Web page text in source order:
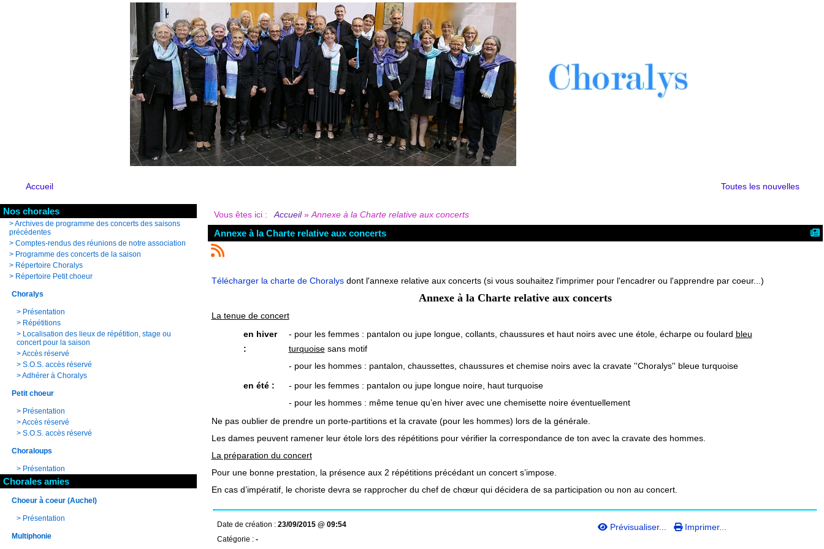
Accueil Toutes les nouvelles
Nos chorales
>Archives de programme des concerts des saisons
précédentes
> Comptes-rendus des réunions de notre association
> Programme des concerts de la saison
> Répertoire Choralys
> Répertoire Petit choeur
Choralys
> Présentation
> Répétitions
> Localisation des lieux de répétition, stage ou
concert pour la saison
>Accès réservé
> S.O.S. accès réservé
>Adhérer à Choralys
Petit choeur
> Présentation
>Accès réservé
> S.O.S. accès réservé
Choraloups
> Présentation
Chorales amies
Choeur à coeur (Auchel)
> Présentation
Multiphonie
Vous êtes ici : Accueil» Annexe à la Charte relative aux concerts
Annexe à la Charte relative aux concerts
Télécharger la charte de Choralysdont l'annexe relative aux concerts (si vous souhaitez l'imprimer pour l'encadrer ou l'apprendre par coeur...)
Annexe à la Charte relative aux concerts
La tenue de concert
en hiver
:
- pour les femmes : pantalon ou jupe longue, collants, chaussures et haut noirs avec une étole, écharpe ou foulard bleu
turquoisesans motif
- pour les hommes : pantalon, chaussettes, chaussures et chemise noirs avec la cravate ''Choralys'' bleue turquoise
en été :
- pour les femmes : pantalon ou jupe longue noire, haut turquoise
- pour les hommes : même tenue qu’en hiver avec une chemisette noire éventuellement
Ne pas oublier de prendre un porte-partitions et la cravate (pour les hommes) lors de la générale.
Les dames peuvent ramener leur étole lors des répétitions pour vérifier la correspondance de ton avec la cravate des hommes.
La préparation du concert
Pour une bonne prestation, la présence aux 2 répétitions précédant un concert s’impose.
En cas d’impératif, le choriste devra se rapprocher du chef de chœur qui décidera de sa participation ou non au concert.
Date de création : 23/09/2015 @ 09:54
Catégorie : -
Prévisualiser... Imprimer...